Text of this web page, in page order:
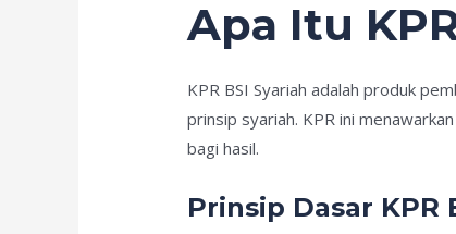
Apa Itu
KPR BSI Syariah adalah produk
prinsip syariah. KPR ini
bagi hasil.
Prinsip Dasar KPR